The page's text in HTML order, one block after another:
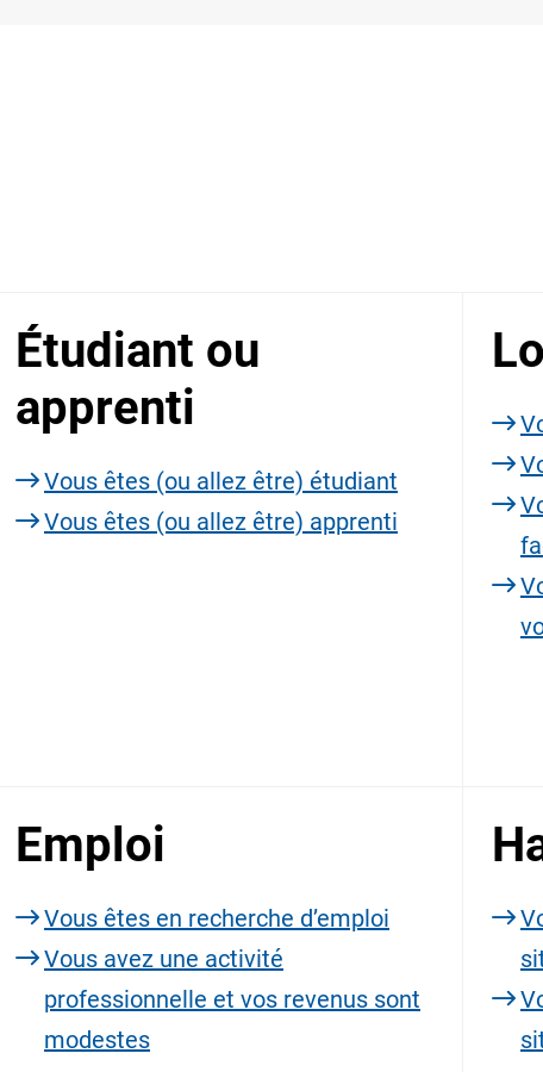
Étudiant ou
apprenti
Vous êtes (ou allez être) étudiant
Vous êtes (ou allez être) apprenti
Emploi
Vous êtes en recherche d’emploi
Vous avez une activité
professionnelle et vos revenus sont
modestes